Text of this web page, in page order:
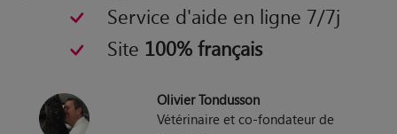
Service d'aide en ligne 7/7j
Site 100% français
Olivier Tondusson
Vétérinaire et co-fondateur de